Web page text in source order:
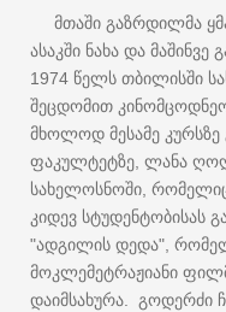
მთაში გაზრდილმა
ასაკში ნახა და მაშინვე
1974 წელს თბილისში
შეცდომით
მხოლოდ მესამე კურსზე
ფაკულტეტზე ლანა
სახელოსნოში
კიდევ სტუდენტობისას
"ადგილის დედა",
მოკლემეტრაჟიანი
დაიმსახურა
გოდერძი